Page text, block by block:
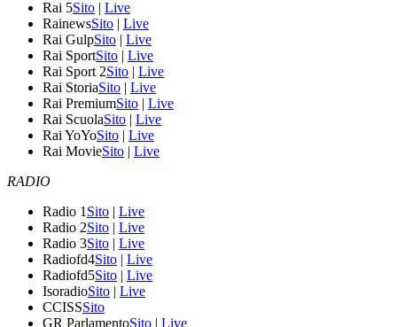
Rai 5Sito | Live
RainewsSito | Live
Rai GulpSito | Live
Rai SportSito | Live
Rai Sport 2Sito | Live
Rai StoriaSito | Live
Rai PremiumSito | Live
Rai ScuolaSito | Live
Rai YoYoSito | Live
Rai MovieSito | Live
RADIO
Radio 1 Sito | Live
Radio 2Sito | Live
Radio 3Sito | Live
Radiofd4Sito | Live
Radiofd5Sito | Live
IsoradioSito | Live
CCISSSito
GR ParlamentoSito | Live